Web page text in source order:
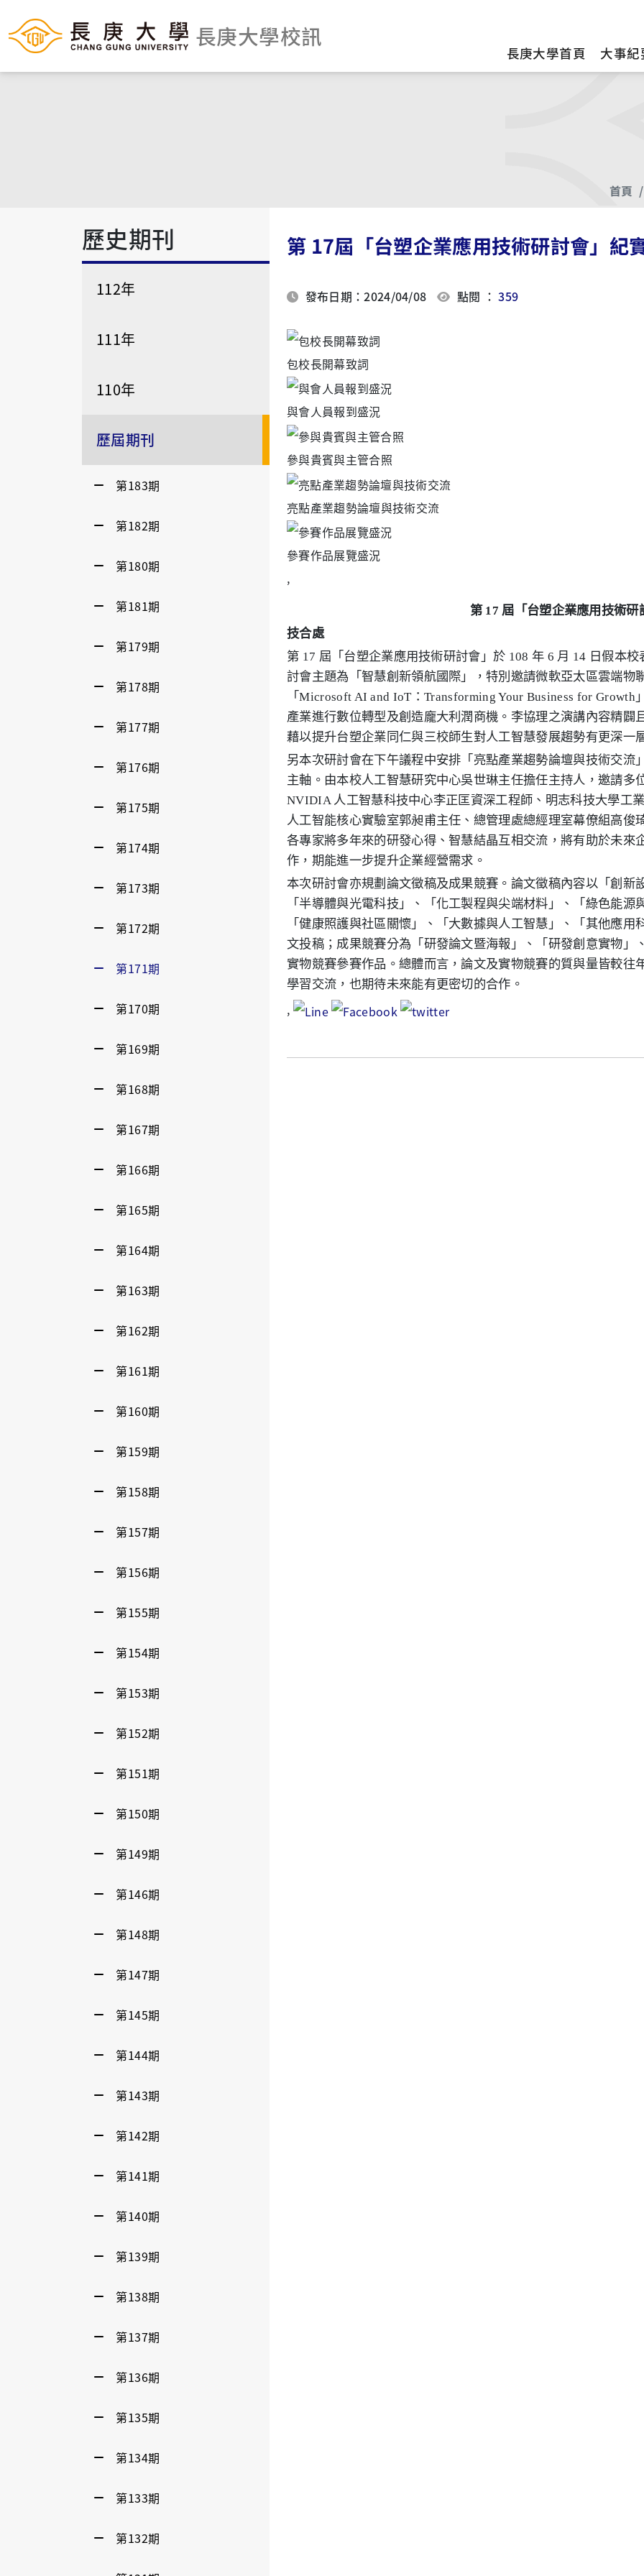
長庚大學校訊
長庚大學首頁 大事紀
首頁
歷史期刊
112年
111年
110年
歷屆期刊
第183期
第182期
第180期
第181期
第179期
第178期
第177期
第176期
第175期
第174期
第173期
第172期
第171期
第170期
第169期
第168期
第167期
第166期
第165期
第164期
第163期
第162期
第161期
第160期
第159期
第158期
第157期
第156期
第155期
第154期
第153期
第152期
第151期
第150期
第149期
第146期
第148期
第147期
第145期
第144期
第143期
第142期
第141期
第140期
第139期
第138期
第137期
第136期
第135期
第134期
第133期
第132期
第 17屆「台塑企業應用技術研討會」紀
發布日期：2024/04/08 點閱 ：359
包校長開幕致詞
與會人員報到盛況
參與貴賓與主管合照
亮點產業趨勢論壇與技術交流
參賽作品展覽盛況
,
第 17 屆「台塑企業應用技術研
技合處
第 17 屆「台塑企業應用技術研討會」於 108 年 6 月 14 日假本
討會主題為「智慧創新領航國際」，特別邀請微軟亞太區雲端物
「Microsoft AI and IoT：Transforming Your Business for
產業進行數位轉型及創造龐大利潤商機。李協理之演講內容精闢
藉以提升台塑企業同仁與三校師生對人工智慧發展趨勢有更深一
另本次研討會在下午議程中安排「亮點產業趨勢論壇與技術交流
主軸。由本校人工智慧研究中心吳世琳主任擔任主持人，邀請多
NVIDIA 人工智慧科技中心李正匡資深工程師、明志科技大學工
人工智能核心實驗室郭昶甫主任、總管理處總經理室幕僚組高俊
各專家將多年來的研發心得、智慧結晶互相交流，將有助於未來
作，期能進一步提升企業經營需求。
本次研討會亦規劃論文徵稿及成果競賽。論文徵稿內容以「創新
「半導體與光電科技」、「化工製程與尖端材料」、「綠色能
「健康照護與社區關懷」、「大數據與人工智慧」、「其他應
文投稿；成果競賽分為「研發論文暨海報」、「研發創意實物」
實物競賽參賽作品。總體而言，論文及實物競賽的質與量皆較往
學習交流，也期待未來能有更密切的合作。
,